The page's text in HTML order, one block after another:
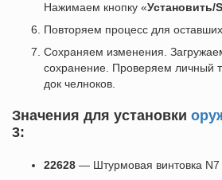
Нажимаем кнопку «Установить/
Повторяем процесс для
Сохраняем изменения.
сохранение. Проверяем личный
док челноков.
Значения для установки
3:
22628 — Штурмовая винтовка N7